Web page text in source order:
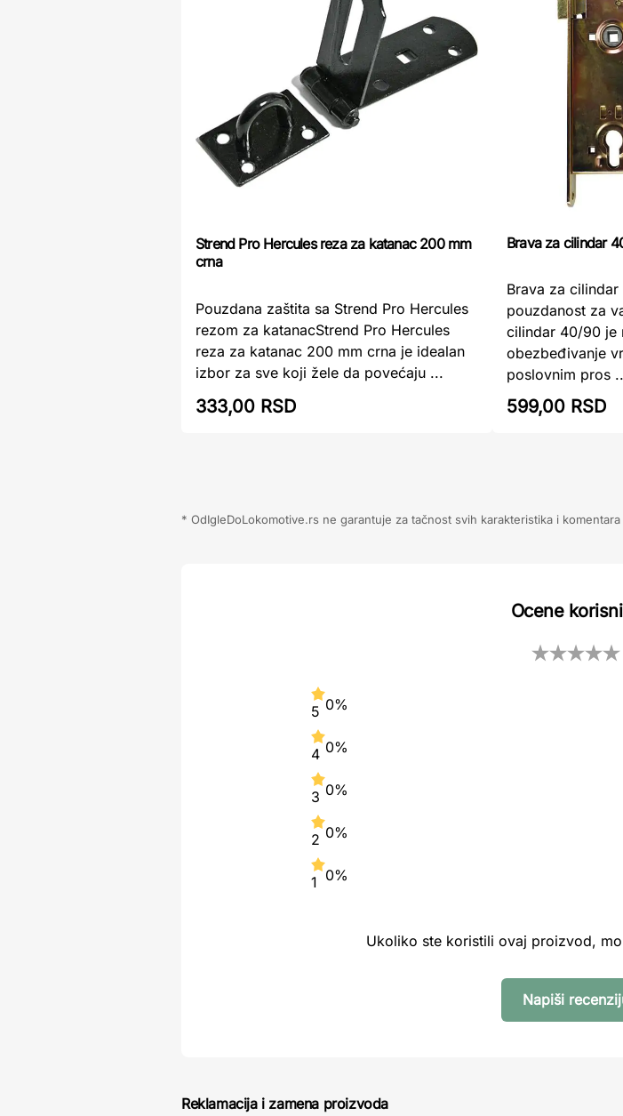
Strend Pro Hercules reza za katanac 200 mm
crna
Pouzdana zaštita sa Strend Pro Hercules
rezom za katanacStrend Pro Hercules
reza za katanac 200 mm crna je idealan
izbor za sve koji žele da povećaju ...
333,00 RSD
Brava za cilindar
Brava za
pouzdanost za
cilindar 40/90 je
obezbeđivanje
poslovnim pros
599,00 RSD
* OdIgleDoLokomotive.rs ne garantuje za tačnost svih karakteristika i
Ocene
5 0%
4 0%
3 0%
2 0%
1 0%
Ukoliko ste koristili ovaj proizvod,
Napiši
Reklamacija i zamena proizvoda